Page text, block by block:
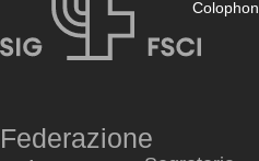
Colophon
Federazione